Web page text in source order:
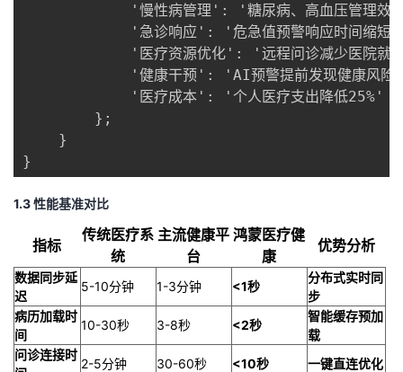
'慢性病管理': '糖尿病、高血压管理效
'急诊响应': '危急值预警响应时间缩短
'医疗资源优化': '远程问诊减少医院就
'健康干预': 'AI预警提前发现健康风
            '医疗成本': '个人医疗支出降低25%'
        };
    }
}
1.3 性能基准对比
指标
传统医疗系
统
主流健康平
台
鸿蒙医疗健
康
优势分析
数据同步延
迟
5-10分钟 1-3分钟 <1秒
分布式实时同
步
病历加载时
间
10-30秒 3-8秒 <2秒
智能缓存预加
载
问诊连接时
2-5分钟 30-60秒 <10秒
一键直连优化